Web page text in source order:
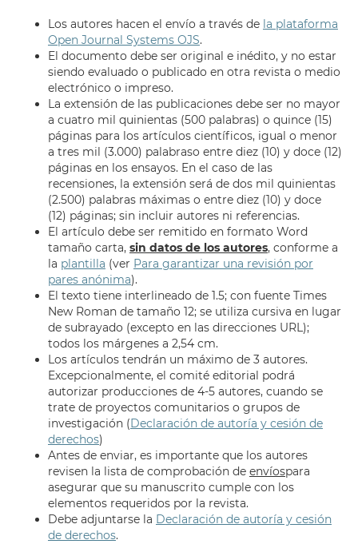
Los autores hacen el envío a través de la plataforma
Open Journal Systems OJS.
El documento debe ser original e inédito, y no estar
siendo evaluado o publicado en otra revista o medio
electrónico o impreso.
La extensión de las publicaciones debe ser no mayor
a cuatro mil quinientas (500 palabras) o quince (15)
páginas para los artículos científicos, igual o menor
a tres mil (3.000) palabraso entre diez (10) y doce (12)
páginas en los ensayos. En el caso de las
recensiones, la extensión será de dos mil quinientas
(2.500) palabras máximas o entre diez (10) y doce
(12) páginas; sin incluir autores ni referencias.
El artículo debe ser remitido en formato Word
tamaño carta, sin datos de los autores, conforme a
la plantilla (ver Para garantizar una revisión por
pares anónima).
El texto tiene interlineado de 1.5; con fuente Times
New Roman de tamaño 12; se utiliza cursiva en lugar
de subrayado (excepto en las direcciones URL);
todos los márgenes a 2,54 cm.
Los artículos tendrán un máximo de 3 autores.
Excepcionalmente, el comité editorial podrá
autorizar producciones de 4-5 autores, cuando se
trate de proyectos comunitarios o grupos de
investigación (Declaración de autoría y cesión de
derechos)
Antes de enviar, es importante que los autores
revisen la lista de comprobación de envíospara
asegurar que su manuscrito cumple con los
elementos requeridos por la revista.
Debe adjuntarse la Declaración de autoría y cesión
de derechos.